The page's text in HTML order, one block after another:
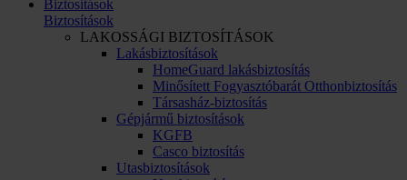
Biztosítások
Biztosítások
LAKOSSÁGI BIZTOSÍTÁSOK
Lakásbiztosítások
HomeGuard lakásbiztosítás
Minősített Fogyasztóbarát Otthonbiztosítás
Társasház-biztosítás
Gépjármű biztosítások
KGFB
Casco biztosítás
Utasbiztosítások